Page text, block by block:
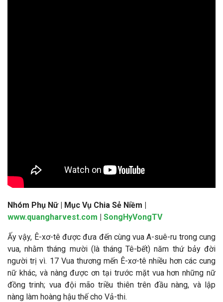
Nhóm Phụ Nữ| Mục Vụ Chia Sẻ Niềm |
www.quangharvest.com | SongHyVongTV
Ấy vậy, Ê-xơ-tê được đưa đến cùng vua A-suê-ru trong cung
vua, nhằm tháng mười (là tháng Tê-bết) năm thứ bảy đời
người trị vì. 17 Vua thương mến Ê-xơ-tê nhiều hơn các cung
nữ khác, và nàng được ơn tại trước mặt vua hơn những nữ
đồng trinh; vua đội mão triều thiên trên đầu nàng, và lập
nàng làm hoàng hậu thế cho Vả-thi.